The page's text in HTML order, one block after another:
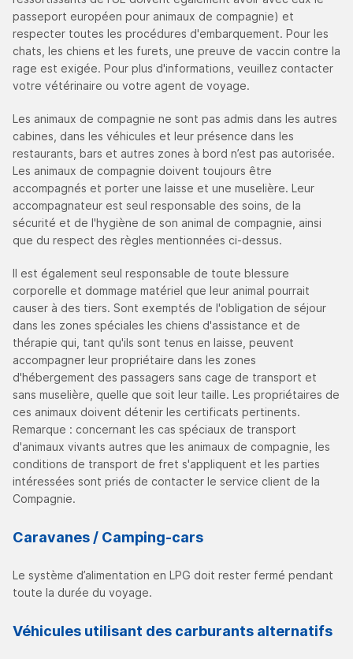
passeport européen pour animaux de compagnie) et
respecter toutes les procédures d'embarquement. Pour les
chats, les chiens et les furets, une preuve de vaccin contre la
rage est exigée. Pour plus d'informations, veuillez contacter
votre vétérinaire ou votre agent de voyage.
Les animaux de compagnie ne sont pas admis dans les autres
cabines, dans les véhicules et leur présence dans les
restaurants, bars et autres zones à bord n’est pas autorisée.
Les animaux de compagnie doivent toujours être
accompagnés et porter une laisse et une muselière. Leur
accompagnateur est seul responsable des soins, de la
sécurité et de l'hygiène de son animal de compagnie, ainsi
que du respect des règles mentionnées ci-dessus.
Il est également seul responsable de toute blessure
corporelle et dommage matériel que leur animal pourrait
causer à des tiers. Sont exemptés de l'obligation de séjour
dans les zones spéciales les chiens d'assistance et de
thérapie qui, tant qu'ils sont tenus en laisse, peuvent
accompagner leur propriétaire dans les zones
d'hébergement des passagers sans cage de transport et
sans muselière, quelle que soit leur taille. Les propriétaires de
ces animaux doivent détenir les certificats pertinents.
Remarque : concernant les cas spéciaux de transport
d'animaux vivants autres que les animaux de compagnie, les
conditions de transport de fret s'appliquent et les parties
intéressées sont priés de contacter le service client de la
Compagnie.
Caravanes / Camping-cars
Le système d’alimentation en LPG doit rester fermé pendant
toute la durée du voyage.
Véhicules utilisant des carburants alternatifs